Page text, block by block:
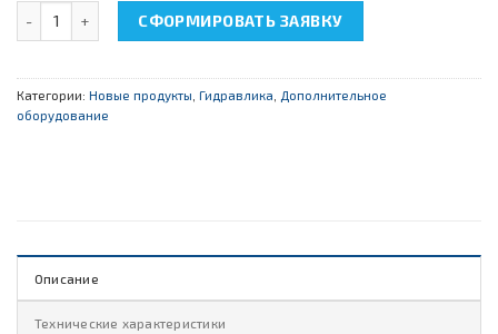
Количество товара НТЦ-11.76 "Устройство и принцип работы
СФОРМИРОВАТЬ ЗАЯВКУ
Категории: Новые продукты Гидравлика
Дополнительное
оборудование
Описание
Технические характеристики